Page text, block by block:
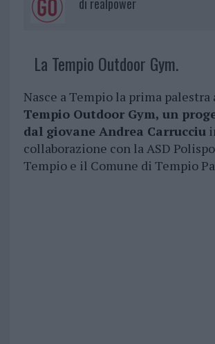
di realpower
La Tempio Outdoor Gym.
Nasce a Tempio la prima palestra
Tempio Outdoor Gym, un
dal giovane Andrea Carrucciu
collaborazione con la ASD
Tempio e il Comune di Tempio